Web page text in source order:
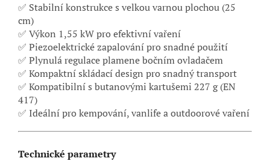
✅ Stabilní konstrukce s velkou varnou plochou (25
cm)
✅ Výkon 1,55 kW pro efektivní vaření
✅ Piezoelektrické zapalování pro snadné použití
✅ Plynulá regulace plamene bočním ovladačem
✅ Kompaktní skládací design pro snadný transport
✅ Kompatibilní s butanovými kartušemi 227 g (EN
417)
✅ Ideální pro kempování, vanlife a outdoorové vaření
Technické parametry